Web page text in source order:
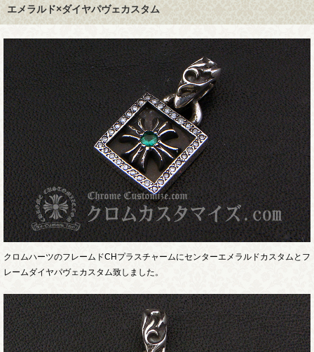
エメラルド×ダイヤパヴェカスタム
クロムハーツのフレームドCHプラスチャームにセンターエメラルドカスタムとフ
レームダイヤパヴェカスタム致しました。